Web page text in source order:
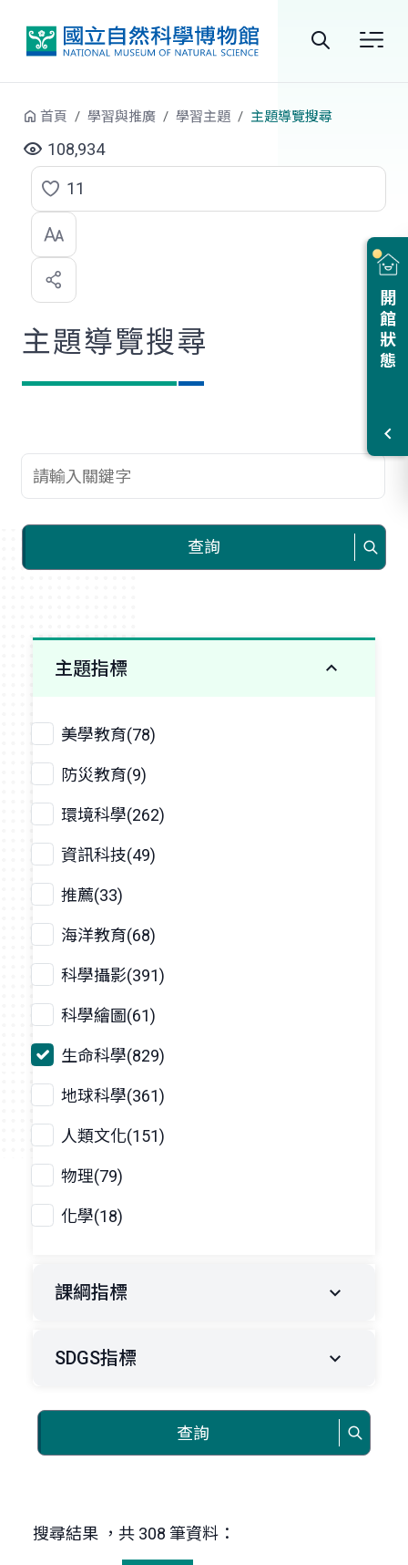
站
尋
開館狀態
首頁 學習與推廣 學習主題 主題導覽搜尋
108,934
點
選
喜
歡
11
主題導覽搜尋
查詢關鍵字
查詢
主題指標
美學教育(78)
防災教育(9)
環境科學(262)
資訊科技(49)
推薦(33)
海洋教育(68)
科學攝影(391)
科學繪圖(61)
生命科學(829)
地球科學(361)
人類文化(151)
物理(79)
化學(18)
課綱指標
SDGS指標
查詢
搜尋結果 ，共 308 筆資料：